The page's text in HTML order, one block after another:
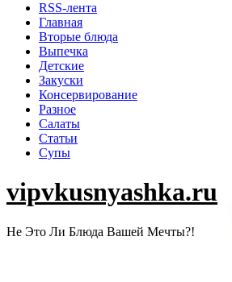
RSS-лента
Главная
Вторые блюда
Выпечка
Детские
Закуски
Консервирование
Разное
Салаты
Статьи
Супы
vipvkusnyashka.ru
Не Это Ли Блюда Вашей Мечты?!